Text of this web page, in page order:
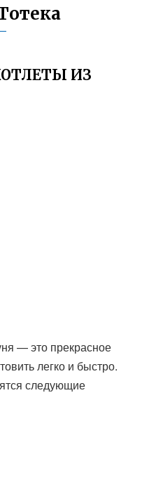
ИЗ
— это прекрасное
легко и быстро.
следующие